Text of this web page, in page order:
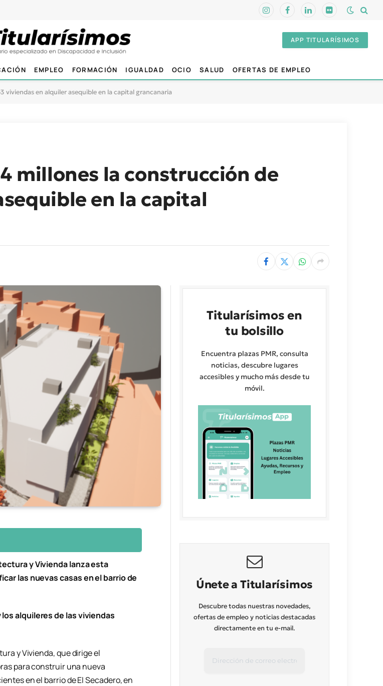
InstagramFacebookLinkedInFlickr
APP TITULARÍSIMOS
EMPLEO FORMACIÓN IGUALDAD OCIO SALUD OFERTAS DE EMPLEO
en alquiler asequible en la capital grancanaria
millones la construcción de
en la capital
y Vivienda lanza esta
las nuevas casas en el barrio de
los alquileres de las viviendas
y Vivienda, que dirige el
para construir una nueva
en el barrio de El Secadero, en
Titularísimos en
tu bolsillo
Encuentra plazas PMR, consulta
noticias, descubre lugares
accesibles y mucho más desde tu
móvil.
Únete a Titularísimos
Descubre todas nuestras novedades,
ofertas de empleo y noticias destacadas
directamente en tu e-mail.